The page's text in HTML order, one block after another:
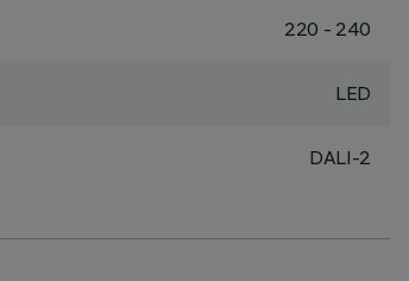
220 - 240
LED
DALI-2